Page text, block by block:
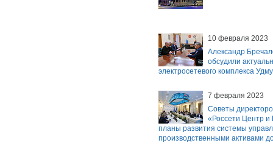
10 февраля 2023
Александр
обсудили
электросетевого комплекса
7 февраля 2023
Советы
«Россети Центр и
планы развития системы
производственными активами